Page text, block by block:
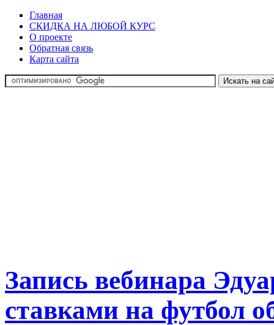
Главная
СКИДКА НА ЛЮБОЙ КУРС
О проекте
Обратная связь
Карта сайта
Запись вебинара
ставками на футбол